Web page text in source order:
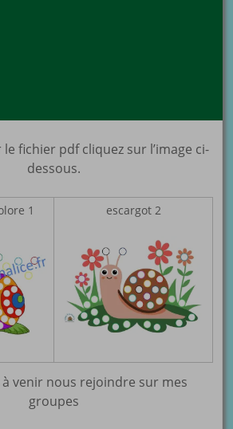
fichier pdf cliquez sur l’image ci-
dessous.
1 escargot 2
à venir nous rejoindre sur mes
groupes